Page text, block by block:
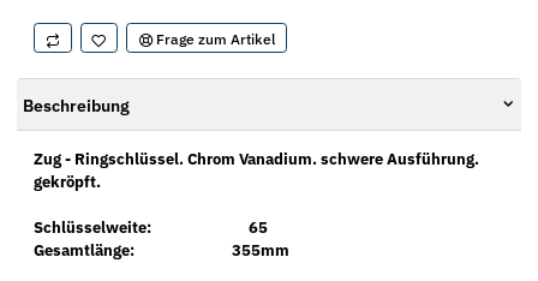
Frage zum Artikel
Beschreibung
Zug - Ringschlüssel. Chrom Vanadium. schwere Ausführung.
gekröpft.
Schlüsselweite: 65
Gesamtlänge: 355mm